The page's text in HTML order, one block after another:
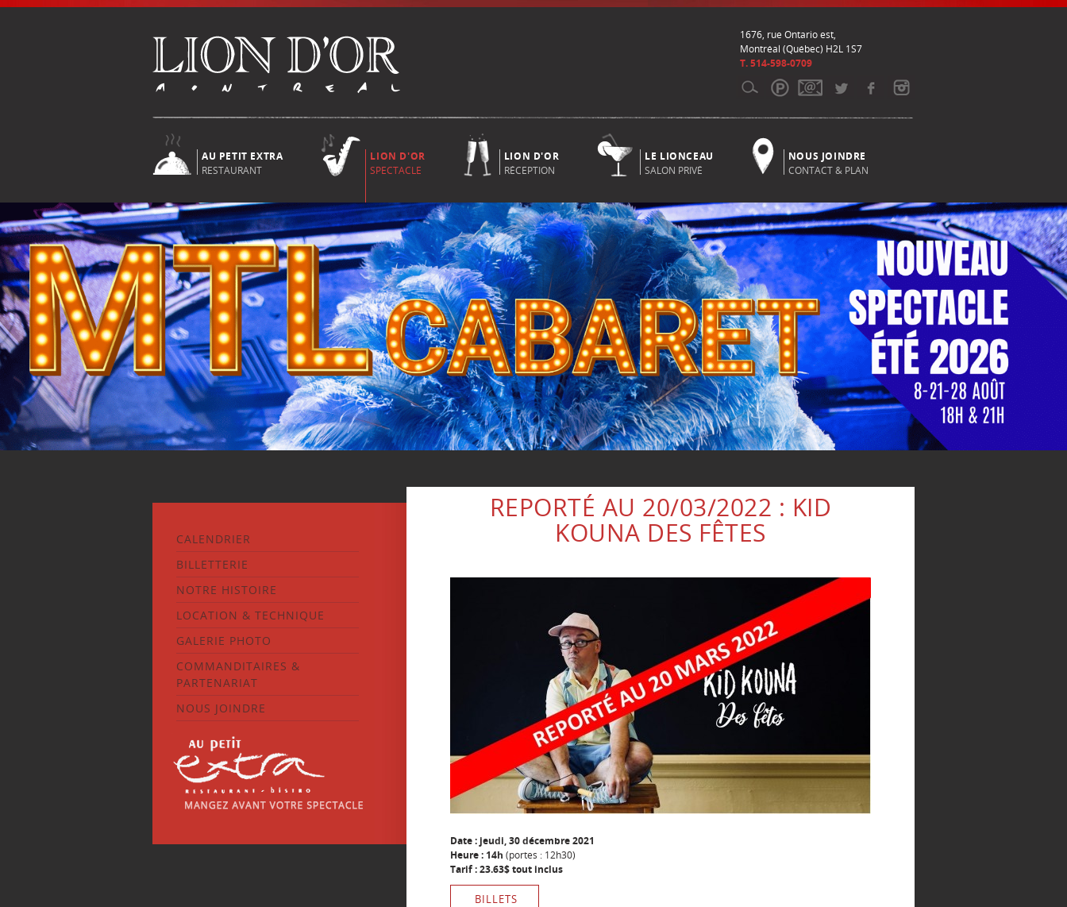
1676, rue Ontario est,
Montréal (Québec) H2L 1S7
T. 514-598-0709
AU PETIT EXTRA
RESTAURANT
LION D'OR
SPECTACLE
LION D'OR
RÉCEPTION
LE LIONCEAU
SALON PRIVÉ
NOUS JOINDRE
CONTACT & PLAN
CALENDRIER
BILLETTERIE
NOTRE HISTOIRE
LOCATION & TECHNIQUE
GALERIE PHOTO
COMMANDITAIRES &
PARTENARIAT
NOUS JOINDRE
REPORTÉ AU 20/03/2022 : KID
KOUNA DES FÊTES
Date : jeudi, 30 décembre 2021
Heure : 14h (portes : 12h30)
Tarif : 23.63$ tout inclus
BILLETS